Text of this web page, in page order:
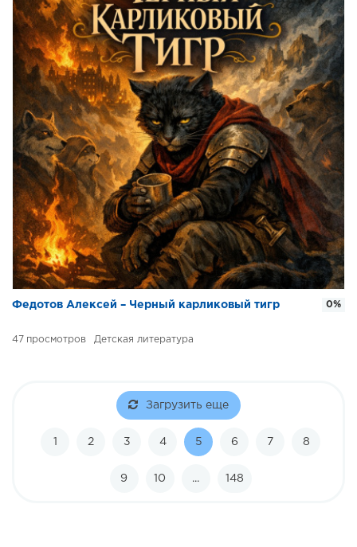
Федотов Алексей – Черный карликовый тигр
47 Детская литература
0%
Загрузить еще
1 2 3 4 5 6 7 8
9 10 ... 148